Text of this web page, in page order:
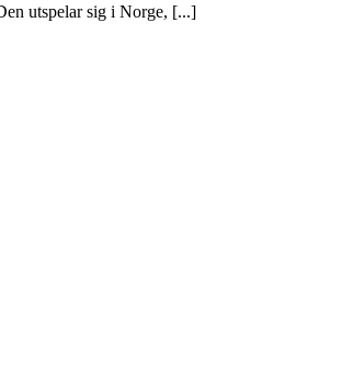
utspelar sig i Norge, [...]